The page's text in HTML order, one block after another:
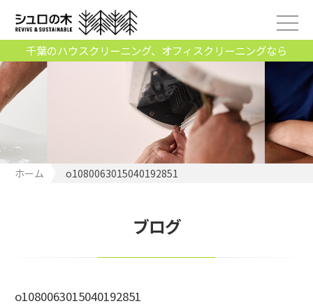
千葉のハウスクリーニング、オフィスクリーニングなら
ホーム o1080063015040192851
ブログ
o1080063015040192851